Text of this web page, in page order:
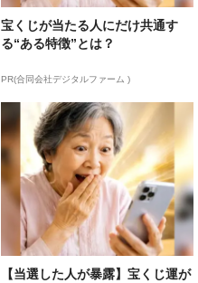
宝くじが当たる人にだけ共通す
る“ある特徴”とは？
PR(合同会社デジタルファーム )
【当選した人が暴露】宝くじ運が